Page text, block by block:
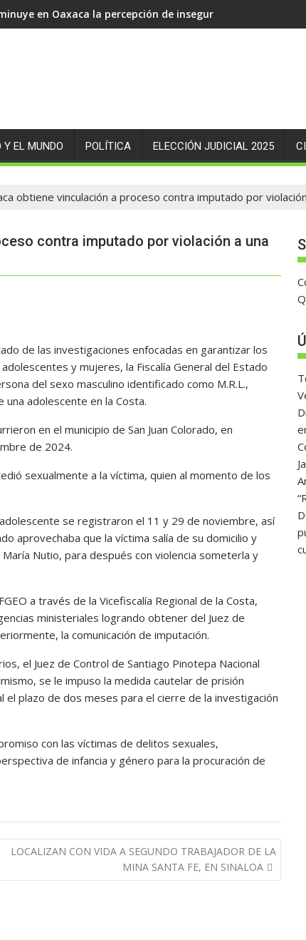
en Oaxaca la percepción de inseguridad en 14.89
Y EL MUNDO POLÍTICA ELECCIÓN JUDICIAL 2025
obtiene vinculación a proceso contra imputado por
contra imputado por violación a una
de las investigaciones enfocadas en garantizar los
y mujeres, la Fiscalía General del Estado
del sexo masculino identificado como M.R.L.,
adolescente en la Costa.
en el municipio de San Juan Colorado, en
de 2024.
sexualmente a la víctima, quien al momento de los
se registraron el 11 y 29 de noviembre, así
aprovechaba que la víctima salía de su domicilio y
Nutio, para después con violencia someterla y
a través de la Vicefiscalía Regional de la Costa,
ministeriales logrando obtener del Juez de
la comunicación de imputación.
el Juez de Control de Santiago Pinotepa Nacional
se le impuso la medida cautelar de prisión
plazo de dos meses para el cierre de la investigación
con las víctimas de delitos sexuales,
de infancia y género para la procuración de
LOCALIZAN CON VIDA A SEGUNDO TRABAJADOR DE LA
MINA SANTA FE, EN SINALOA